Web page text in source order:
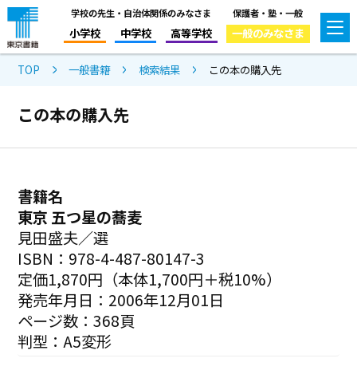
学校の先生・自治体関係のみなさま
小学校 中学校 高等学校
保護者・塾・一般
一般のみなさま
TOP 一般書籍 検索結果 この本の購入先
この本の購入先
書籍名
東京 五つ星の蕎麦
見田盛夫／選
ISBN：978-4-487-80147-3
定価1,870円（本体1,700円＋税10%）
発売年月日：2006年12月01日
ページ数：368頁
判型：A5変形